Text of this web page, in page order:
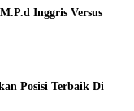
Inggris Versus
Posisi Terbaik Di